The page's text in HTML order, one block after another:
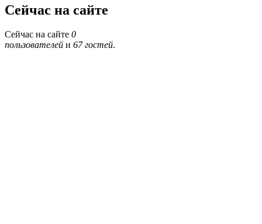
Сейчас на сайте
Сейчас на сайте 0
пользователей и 67 гостей.